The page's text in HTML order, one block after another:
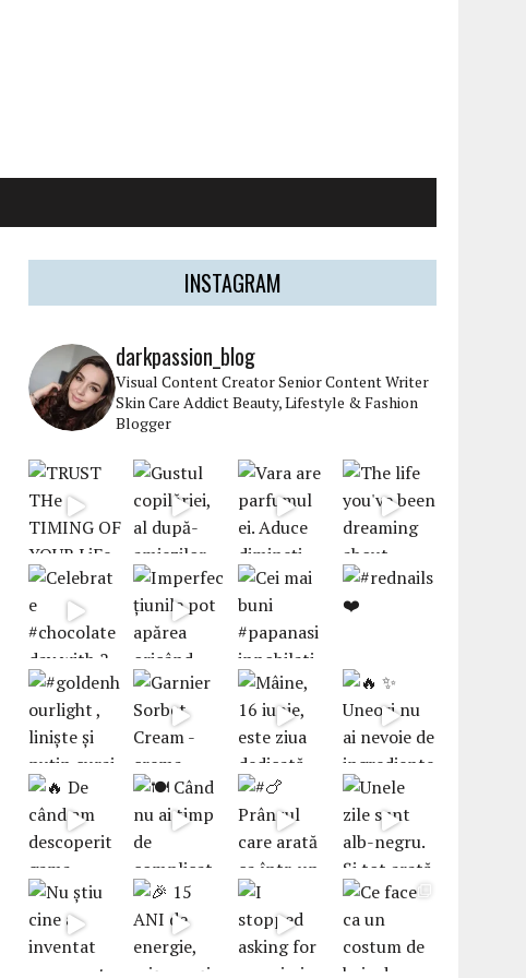
INSTAGRAM
darkpassion_blog
Visual Content CreatorSenior Content Writer
Skin Care AddictBeauty, Lifestyle & Fashion
Blogger